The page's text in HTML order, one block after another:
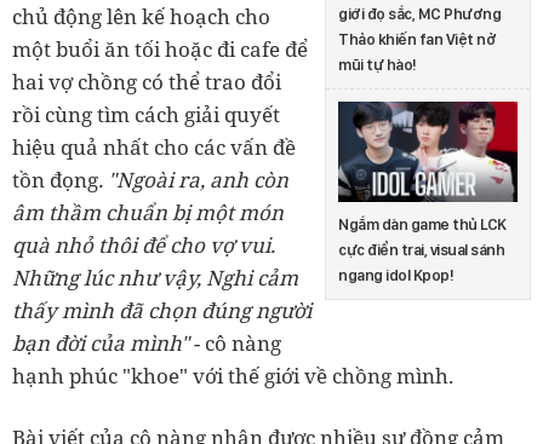
giới đọ sắc, MC Phương
Thảo khiến fan Việt nở
mũi tự hào!
Ngắm dàn game thủ LCK
cực điển trai, visual sánh
ngang idol Kpop!
chủ động lên kế hoạch cho
một buổi ăn tối hoặc đi cafe để
hai vợ chồng có thể trao đổi
rồi cùng tìm cách giải quyết
hiệu quả nhất cho các vấn đề
tồn đọng. "Ngoài ra, anh còn
âm thầm chuẩn bị một món
quà nhỏ thôi để cho vợ vui.
Những lúc như vậy, Nghi cảm
thấy mình đã chọn đúng người
bạn đời của mình"- cô nàng
hạnh phúc "khoe" với thế giới về chồng mình.
Bài viết của cô nàng nhận được nhiều sự đồng cảm